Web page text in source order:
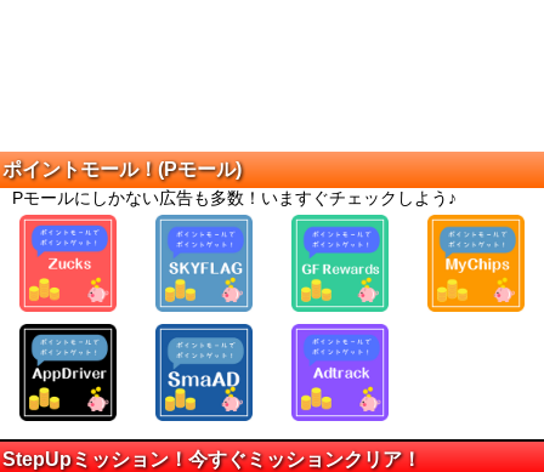
ポイントモール！(Pモール)
Pモールにしかない広告も多数！いますぐチェックしよう♪
StepUpミッション！今すぐミッションクリア！